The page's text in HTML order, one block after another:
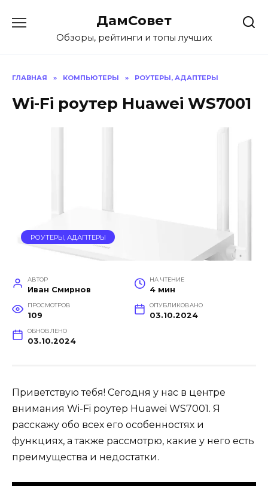
содержанию
ДамСовет
Обзоры, рейтинги и топы лучших
ГЛАВНАЯ » КОМПЬЮТЕРЫ » РОУТЕРЫ, АДАПТЕРЫ
Wi-Fi роутер Huawei WS7001
РОУТЕРЫ, АДАПТЕРЫ
АВТОР
Иван Смирнов
НА ЧТЕНИЕ
4 мин
ПРОСМОТРОВ
109
ОПУБЛИКОВАНО
03.10.2024
ОБНОВЛЕНО
03.10.2024
Приветствую тебя! Сегодня у нас в центре
внимания Wi-Fi роутер Huawei WS7001. Я
расскажу обо всех его особенностях и
функциях, а также рассмотрю, какие у него есть
преимущества и недостатки.